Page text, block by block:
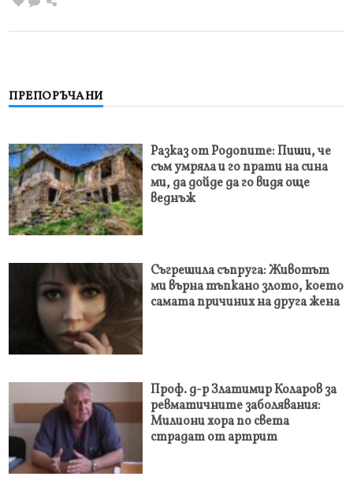
ПРЕПОРЪЧАНИ
Разказ от Родопите: Пиши, че
съм умряла и го прати на сина
ми, да дойде да го видя още
веднъж
Съгрешила съпруга: Животът
ми върна тъпкано злото, което
самата причиних на друга жена
Проф. д-р Златимир Коларов за
ревматичните заболявания:
Милиони хора по света
страдат от артрит